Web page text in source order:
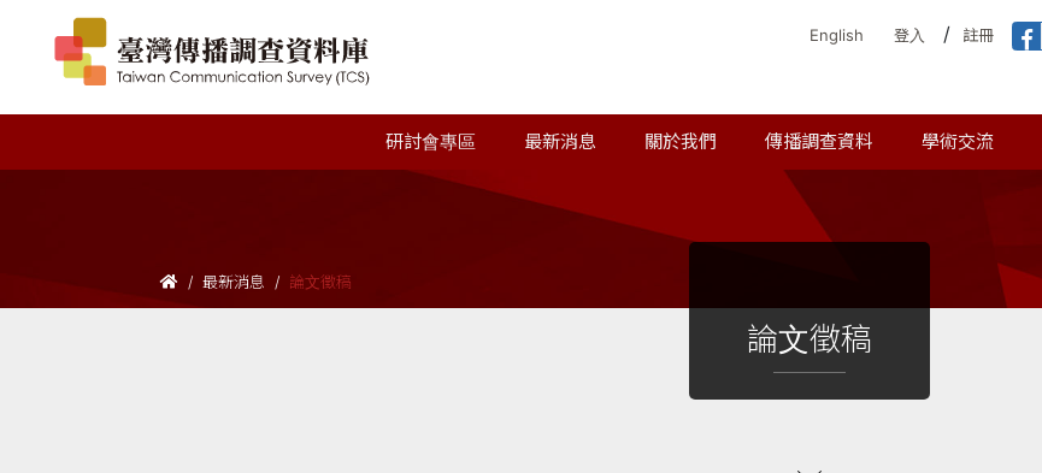
English 登入 / 註冊
研討會專區 最新消息 關於我們 傳播調查資料 學術交流
最新消息 論文徵稿
論文徵稿